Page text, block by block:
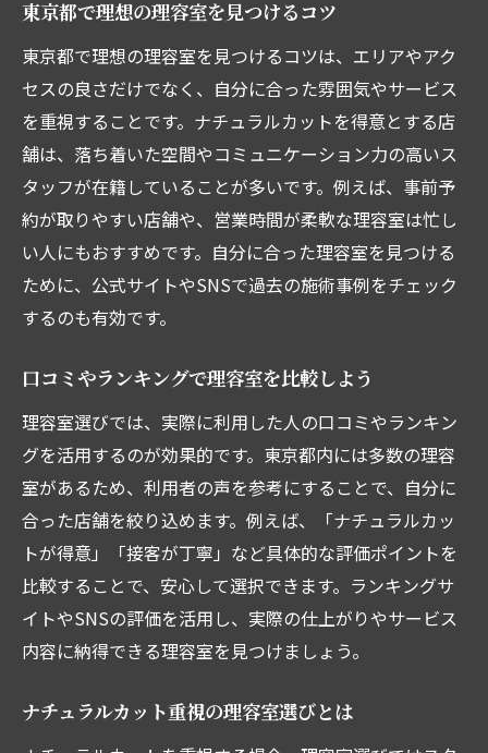
東京都で理想の理容室を見つけるコツ
東京都で理想の理容室を見つけるコツは、エリアやアク
セスの良さだけでなく、自分に合った雰囲気やサービス
を重視することです。ナチュラルカットを得意とする店
舗は、落ち着いた空間やコミュニケーション力の高いス
タッフが在籍していることが多いです。例えば、事前予
約が取りやすい店舗や、営業時間が柔軟な理容室は忙し
い人にもおすすめです。自分に合った理容室を見つける
ために、公式サイトやSNSで過去の施術事例をチェック
するのも有効です。
口コミやランキングで理容室を比較しよう
理容室選びでは、実際に利用した人の口コミやランキン
グを活用するのが効果的です。東京都内には多数の理容
室があるため、利用者の声を参考にすることで、自分に
合った店舗を絞り込めます。例えば、「ナチュラルカッ
トが得意」「接客が丁寧」など具体的な評価ポイントを
比較することで、安心して選択できます。ランキングサ
イトやSNSの評価を活用し、実際の仕上がりやサービス
内容に納得できる理容室を見つけましょう。
ナチュラルカット重視の理容室選びとは